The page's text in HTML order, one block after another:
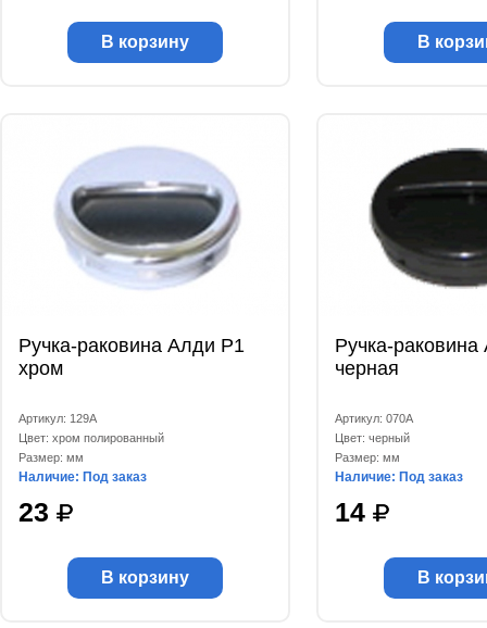
В корзину В
Ручка-раковина Алди Р1
хром
Артикул: 129А
Цвет: хром полированный
Размер: мм
Наличие: Под заказ
23
В корзину
Ручка-
черная
Артикул: 070А
Цвет: черный
Размер: мм
Наличие: Под заказ
14
В